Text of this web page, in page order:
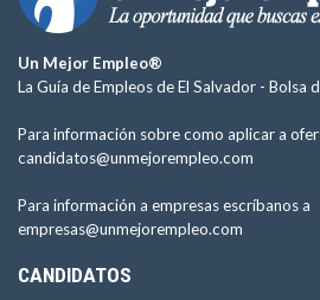
Un Mejor Empleo®
La Guía de Empleos de El Salvador - Bolsa
Para información sobre como aplicar a
candidatos@unmejorempleo.com
Para información a empresas escríbanos a
empresas@unmejorempleo.com
CANDIDATOS